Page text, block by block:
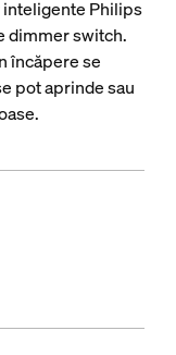
Philips
dimmer switch.
încăpere se
pot aprinde sau